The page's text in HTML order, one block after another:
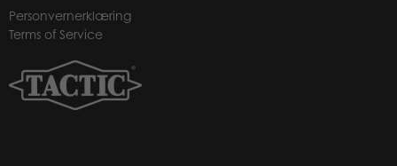
Personvernerklæring
Terms of Service